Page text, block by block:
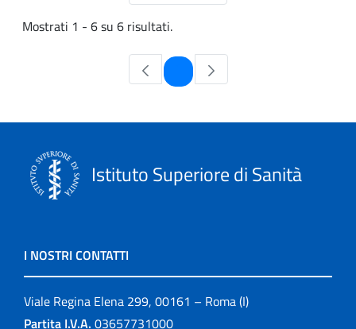
Mostrati 1 - 6 su 6 risultati.
Pagina
Istituto Superiore di Sanità
I NOSTRI CONTATTI
Viale Regina Elena 299, 00161 – Roma (I)
Partita I.V.A. 03657731000